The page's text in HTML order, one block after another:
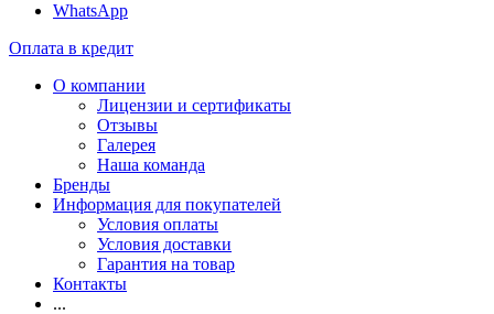
WhatsApp
Оплата в кредит
О компании
Лицензии и сертификаты
Отзывы
Галерея
Наша команда
Бренды
Информация для покупателей
Условия оплаты
Условия доставки
Гарантия на товар
Контакты
...